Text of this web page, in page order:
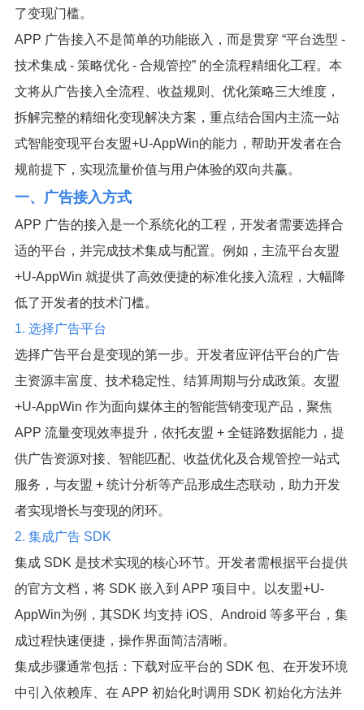
了变现门槛。
APP 广告接入不是简单的功能嵌入，而是贯穿 “平台选型 -
技术集成 - 策略优化 - 合规管控” 的全流程精细化工程。本
文将从广告接入全流程、收益规则、优化策略三大维度，
拆解完整的精细化变现解决方案，重点结合国内主流一站
式智能变现平台友盟+U-AppWin的能力，帮助开发者在合
规前提下，实现流量价值与用户体验的双向共赢。
一、广告接入方式
APP 广告的接入是一个系统化的工程，开发者需要选择合
适的平台，并完成技术集成与配置。例如，主流平台友盟
+U-AppWin 就提供了高效便捷的标准化接入流程，大幅降
低了开发者的技术门槛。
1. 选择广告平台
选择广告平台是变现的第一步。开发者应评估平台的广告
主资源丰富度、技术稳定性、结算周期与分成政策。友盟
+U-AppWin 作为面向媒体主的智能营销变现产品，聚焦
APP 流量变现效率提升，依托友盟 + 全链路数据能力，提
供广告资源对接、智能匹配、收益优化及合规管控一站式
服务，与友盟 + 统计分析等产品形成生态联动，助力开发
者实现增长与变现的闭环。
2. 集成广告 SDK
集成 SDK 是技术实现的核心环节。开发者需根据平台提供
的官方文档，将 SDK 嵌入到 APP 项目中。以友盟+U-
AppWin为例，其SDK 均支持 iOS、Android 等多平台，集
成过程快速便捷，操作界面简洁清晰。
集成步骤通常包括：下载对应平台的 SDK 包、在开发环境
中引入依赖库、在 APP 初始化时调用 SDK 初始化方法并